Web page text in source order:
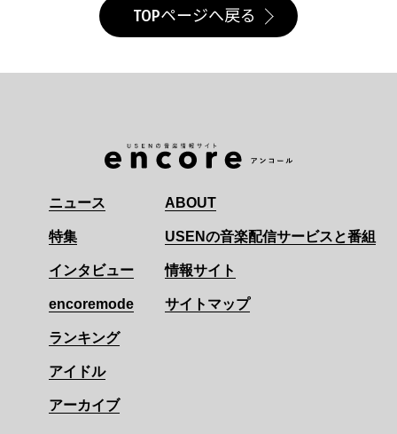
TOPページへ戻る
ニュース
特集
インタビュー
encoremode
ランキング
アイドル
アーカイブ
ABOUT
USENの音楽配信サービスと番組
情報サイト
サイトマップ